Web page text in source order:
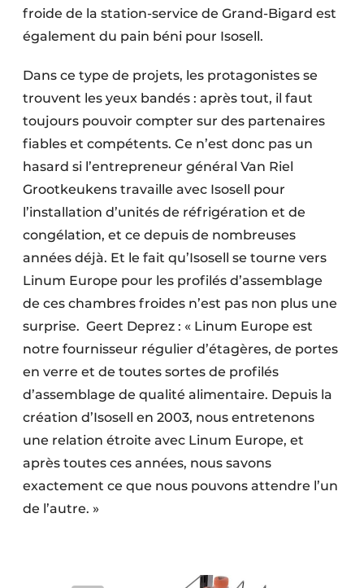
froide de la station-service de Grand-Bigard est
également du pain béni pour Isosell.
Dans ce type de projets, les protagonistes se
trouvent les yeux bandés : après tout, il faut
toujours pouvoir compter sur des partenaires
fiables et compétents. Ce n’est donc pas un
hasard si l’entrepreneur général Van Riel
Grootkeukens travaille avec Isosell pour
l’installation d’unités de réfrigération et de
congélation, et ce depuis de nombreuses
années déjà. Et le fait qu’Isosell se tourne vers
Linum Europe pour les profilés d’assemblage
de ces chambres froides n’est pas non plus une
surprise. Geert Deprez : « Linum Europe est
notre fournisseur régulier d’étagères, de portes
en verre et de toutes sortes de profilés
d’assemblage de qualité alimentaire. Depuis la
création d’Isosell en 2003, nous entretenons
une relation étroite avec Linum Europe, et
après toutes ces années, nous savons
exactement ce que nous pouvons attendre l’un
de l’autre. »